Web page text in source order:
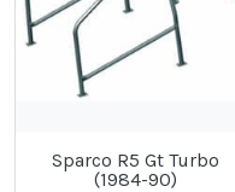
Sparco R5 Gt Turbo
(1984-90)